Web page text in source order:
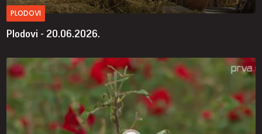
PLODOVI
Plodovi - 20.06.2026.